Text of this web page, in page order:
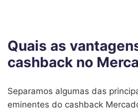
Quais as
cashback no
Separamos algumas das
eminentes do cashback